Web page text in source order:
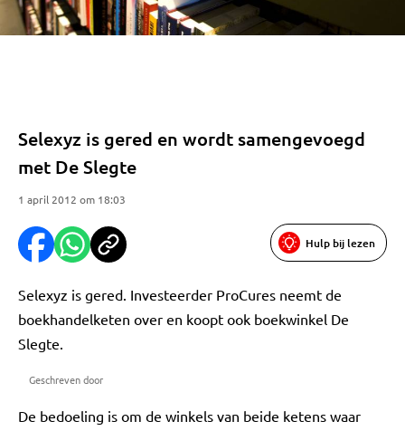
Selexyz is gered en wordt samengevoegd
met De Slegte
1 april 2012 om 18:03
Hulp bij lezen
Selexyz is gered. Investeerder ProCures neemt de
boekhandelketen over en koopt ook boekwinkel De
Slegte.
Geschreven door
De bedoeling is om de winkels van beide ketens waar